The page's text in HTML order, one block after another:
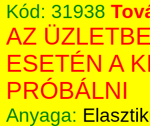
Kód: 31938
AZ
ESETÉN A
PRÓBÁLNI
Anyaga: